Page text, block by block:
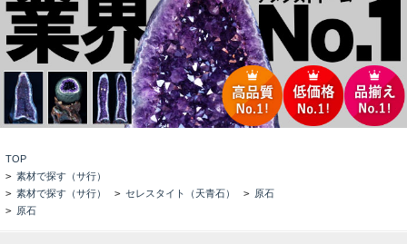
TOP
> 素材で探す（サ行）
> 素材で探す（サ行） > セレスタイト（天青石） > 原石
> 原石